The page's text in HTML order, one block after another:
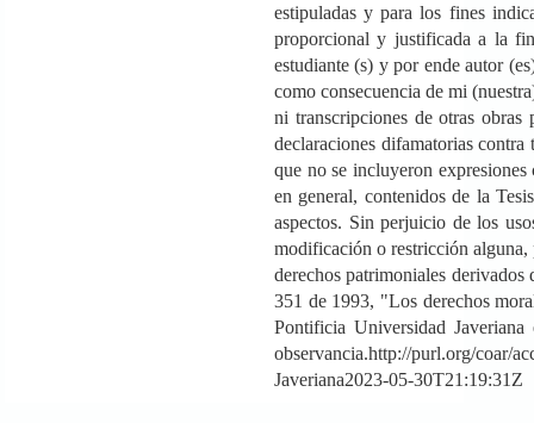
estipuladas y para los fines
proporcional y justificada a la
estudiante (s) y por ende autor
como consecuencia de mi
ni transcripciones de otras
declaraciones difamatorias
que no se incluyeron
en general, contenidos de la
aspectos. Sin perjuicio de los
modificación o restricción alguna,
derechos patrimoniales
351 de 1993, "Los derechos
Pontificia Universidad
observancia.http://purl.org/
Javeriana2023-05-30T21:19:31Z